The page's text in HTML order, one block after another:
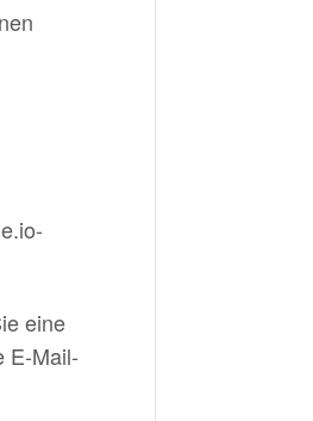
eine
E-Mail-